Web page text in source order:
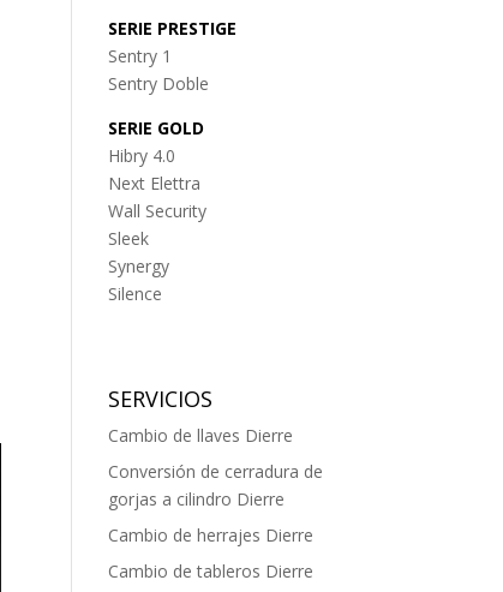
SERIE PRESTIGE
Sentry 1
Sentry Doble
SERIE GOLD
Hibry 4.0
Next Elettra
Wall Security
Sleek
Synergy
Silence
SERVICIOS
Cambio de llaves Dierre
Conversión de cerradura de
gorjas a cilindro Dierre
Cambio de herrajes Dierre
Cambio de tableros Dierre